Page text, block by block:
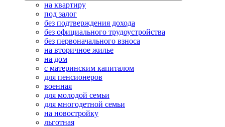
на квартиру
под залог
без подтверждения дохода
без официального трудоустройства
без первоначального взноса
на вторичное жилье
на дом
с материнским капиталом
для пенсионеров
военная
для молодой семьи
для многодетной семьи
на новостройку
льготная